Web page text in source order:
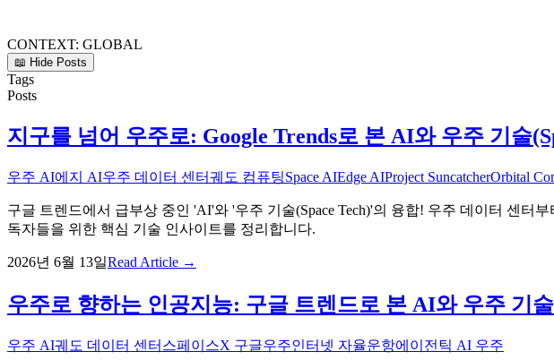
CONTEXT: GLOBAL
📖 Hide Posts
Tags
Posts
지구를 넘어 우주로: Google Trends로 본 AI와 우주 기술
우주 AI에지 AI우주 데이터 센터궤도 컴퓨팅Space AIEdge AIProject SuncatcherOrbital
구글 트렌드에서 급부상 중인 'AI'와 '우주 기술(Space Tech)'의 융합! 우주 데이터 센
독자들을 위한 핵심 기술 인사이트를 정리합니다.
2026년 6월 13일Read Article →
우주로 향하는 인공지능: 구글 트렌드로 본 AI와 우주 기
우주 AI궤도 데이터 센터 스페이스X 구글우주인터넷 자율운항에이전틱 AI 우주